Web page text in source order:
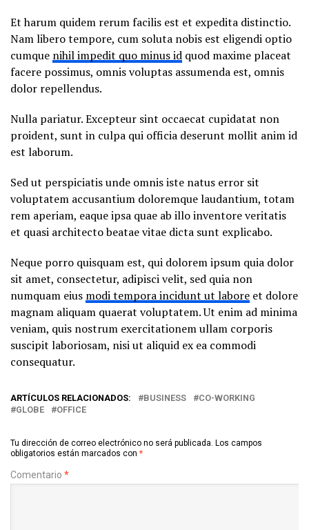
Et harum quidem rerum facilis est et expedita distinctio.
Nam libero tempore, cum soluta nobis est eligendi optio
cumque nihil impedit quo minus id quod maxime placeat
facere possimus, omnis voluptas assumenda est, omnis
dolor repellendus.
Nulla pariatur. Excepteur sint occaecat cupidatat non
proident, sunt in culpa qui officia deserunt mollit anim id
est laborum.
Sed ut perspiciatis unde omnis iste natus error sit
voluptatem accusantium doloremque laudantium, totam
rem aperiam, eaque ipsa quae ab illo inventore veritatis
et quasi architecto beatae vitae dicta sunt explicabo.
Neque porro quisquam est, qui dolorem ipsum quia dolor
sit amet, consectetur, adipisci velit, sed quia non
numquam eius modi tempora incidunt ut labore et dolore
magnam aliquam quaerat voluptatem. Ut enim ad minima
veniam, quis nostrum exercitationem ullam corporis
suscipit laboriosam, nisi ut aliquid ex ea commodi
consequatur.
ARTÍCULOS RELACIONADOS: BUSINESS
CO-WORKING
GLOBE
OFFICE
Tu dirección de correo electrónico no será publicada. Los campos
obligatorios están marcados con *
Comentario *